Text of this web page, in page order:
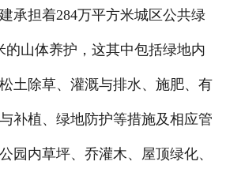
承担着284万平方米城区公共绿
的山体养护，这其中包括绿地内
土除草、灌溉与排水、施肥、有
补植、绿地防护等措施及相应管
园内草坪、乔灌木、屋顶绿化、